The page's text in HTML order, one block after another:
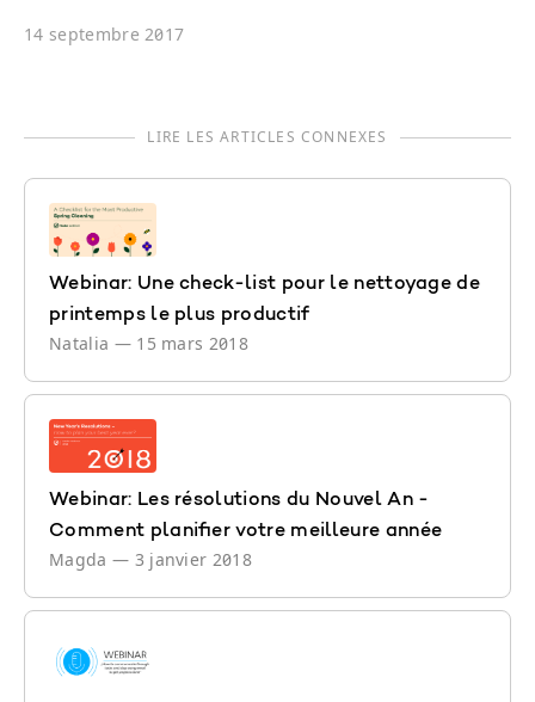
14 septembre 2017
LIRE LES ARTICLES CONNEXES
Webinar: Une check-list pour le nettoyage de
printemps le plus productif
Natalia — 15 mars 2018
Webinar: Les résolutions du Nouvel An -
Comment planifier votre meilleure année
Magda — 3 janvier 2018